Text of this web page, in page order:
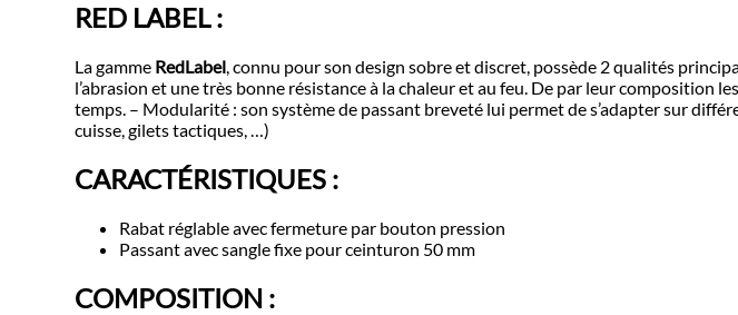
RED LABEL :
La gamme RedLabel, connu pour son design sobre et discret, possède 2 qualités
l’abrasion et une très bonne résistance à la chaleur et au feu. De par leur
temps. – Modularité : son système de passant breveté lui permet de s’adapter sur
cuisse, gilets tactiques, …)
CARACTÉRISTIQUES :
Rabat réglable avec fermeture par bouton pression
Passant avec sangle fixe pour ceinturon 50 mm
COMPOSITION :